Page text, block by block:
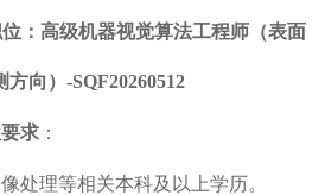
求 ：
处理等相关本科及以上学历。